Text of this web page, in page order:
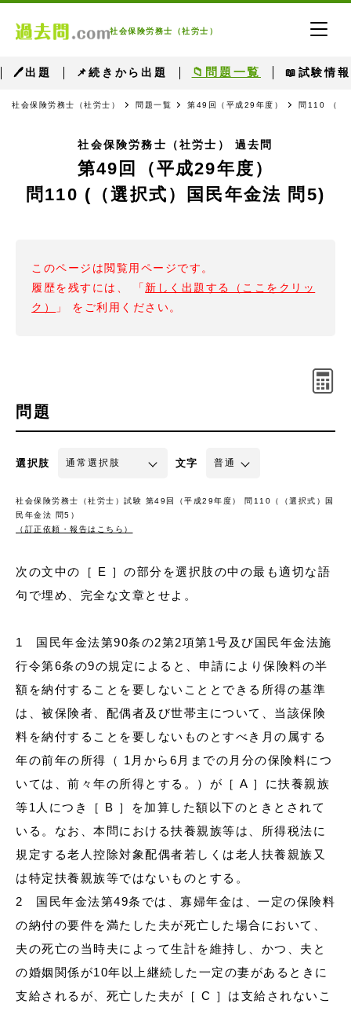
社会保険労務士（社労士）
🖊出題 📌続きから出題 📁問題一覧 📖試験情報
社会保険労務士（社労士） 問題一覧 第49回（平成29年度） 問110 （（
社会保険労務士（社労士） 過去問
第49回（平成29年度）
問110 (（選択式）国民年金法 問5)
このページは閲覧用ページです。
履歴を残すには、 「 新しく出題する（ここをクリッ
ク）
」 をご利用ください。
問題
選択肢 文字
社会保険労務士（社労士）試験 第49回（平成29年度） 問110（（選択式）国
民年金法 問5）
（訂正依頼・報告はこちら）
次の文中の［ E ］の部分を選択肢の中の最も適切な語
句で埋め、完全な文章とせよ。
1 国民年金法第90条の2第2項第1号及び国民年金法施
行令第6条の9の規定によると、申請により保険料の半
額を納付することを要しないこととできる所得の基準
は、被保険者、配偶者及び世帯主について、当該保険
料を納付することを要しないものとすべき月の属する
年の前年の所得（ 1月から6月までの月分の保険料につ
いては、前々年の所得とする。）が［ A ］に扶養親族
等1人につき［ B ］を加算した額以下のときとされて
いる。なお、本問における扶養親族等は、所得税法に
規定する老人控除対象配偶者若しくは老人扶養親族又
は特定扶養親族等ではないものとする。
2 国民年金法第49条では、寡婦年金は、一定の保険料
の納付の要件を満たした夫が死亡した場合において、
夫の死亡の当時夫によって生計を維持し、かつ、夫と
の婚姻関係が10年以上継続した一定の妻があるときに
支給されるが、死亡した夫が［ C ］は支給されないこ